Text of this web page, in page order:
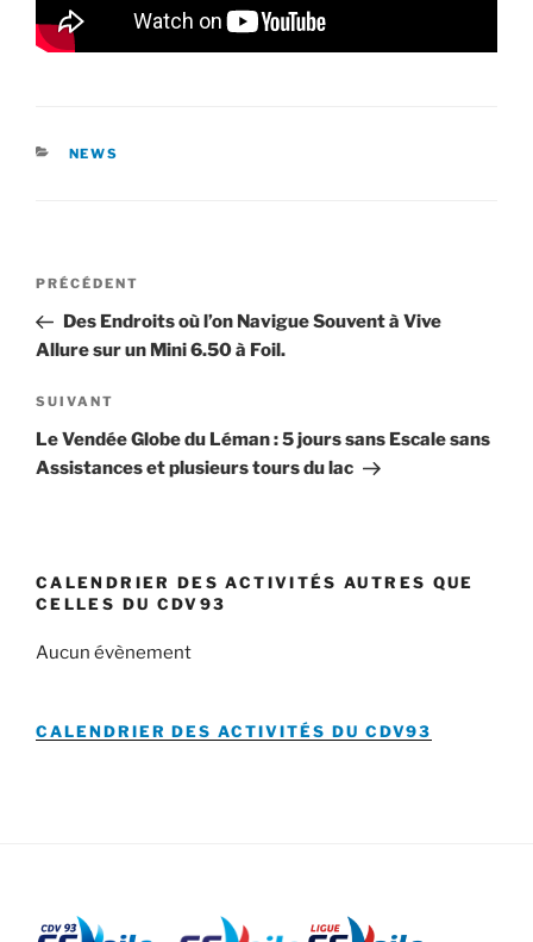
CATÉGORIES
NEWS
Navigation
l’article
Article
précédent
PRÉCÉDENT
Des Endroits où l’on Navigue Souvent à Vive
Allure sur un Mini 6.50 à Foil.
Article
suivant
SUIVANT
Le Vendée Globe du Léman : 5 jours sans Escale sans
Assistances et plusieurs tours du lac
CALENDRIER DES ACTIVITÉS AUTRES QUE
CELLES DU CDV93
Aucun évènement
CALENDRIER DES ACTIVITÉS DU CDV93